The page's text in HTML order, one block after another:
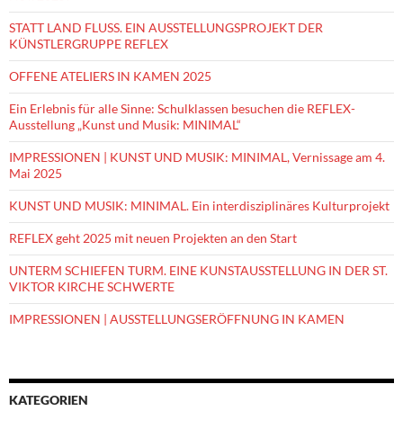
STATT LAND FLUSS. EIN AUSSTELLUNGSPROJEKT DER
KÜNSTLERGRUPPE REFLEX
OFFENE ATELIERS IN KAMEN 2025
Ein Erlebnis für alle Sinne: Schulklassen besuchen die REFLEX-
Ausstellung „Kunst und Musik: MINIMAL“
IMPRESSIONEN | KUNST UND MUSIK: MINIMAL, Vernissage am 4.
Mai 2025
KUNST UND MUSIK: MINIMAL. Ein interdisziplinäres Kulturprojekt
REFLEX geht 2025 mit neuen Projekten an den Start
UNTERM SCHIEFEN TURM. EINE KUNSTAUSSTELLUNG IN DER ST.
VIKTOR KIRCHE SCHWERTE
IMPRESSIONEN | AUSSTELLUNGSERÖFFNUNG IN KAMEN
KATEGORIEN